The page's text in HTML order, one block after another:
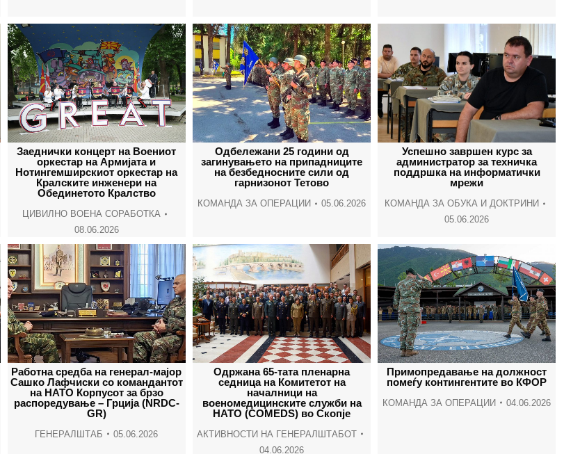
Заеднички концерт на Воениот
оркестар на Армијата и
Нотингемширскиот оркестар на
Кралските инженери на
Обединетото Кралство
ЦИВИЛНО ВОЕНА СОРАБОТКА
08.06.2026
Одбележани 25 години од
загинувањето на припадниците
на безбедносните сили од
гарнизонот Тетово
КОМАНДА ЗА ОПЕРАЦИИ 05.06.2026
Успешно завршен курс за
администратор за техничка
поддршка на информатички
мрежи
КОМАНДА ЗА ОБУКА И ДОКТРИНИ
05.06.2026
Работна средба на генерал-мајор
Сашко Лафчиски со командантот
на НАТО Корпусот за брзо
распоредување – Грција (NRDC-
GR)
ГЕНЕРАЛШТАБ 05.06.2026
Одржана 65-тата пленарна
седница на Комитетот на
началници на
военомедицинските служби на
НАТО (COMEDS) во Скопје
АКТИВНОСТИ НА ГЕНЕРАЛШТАБОТ
04.06.2026
Примопредавање на должност
помеѓу контингентите во КФОР
КОМАНДА ЗА ОПЕРАЦИИ 04.06.2026